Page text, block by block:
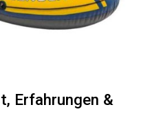
Erfahrungen &